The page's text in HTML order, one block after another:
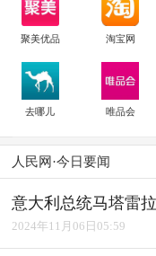
聚美优品 淘宝网
去哪儿 唯品会
人民网·今日要闻
2024年11月06日05:59